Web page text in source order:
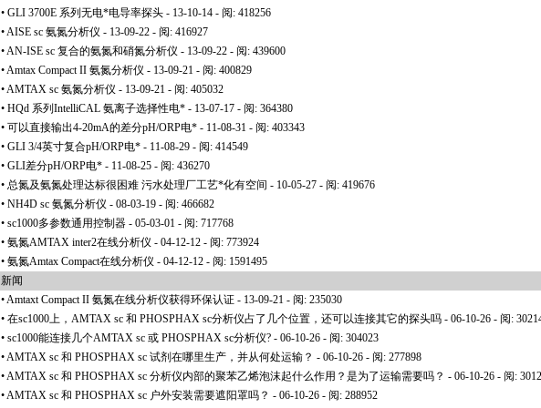
• GLI 3700E 系列无电*电导率探头 - 13-10-14 - 阅: 418256
•AISE sc 氨氮分析仪 - 13-09-22 - 阅: 416927
•AN-ISE sc 复合的氨氮和硝氮分析仪 - 13-09-22 - 阅: 439600
•Amtax Compact II 氨氮分析仪 - 13-09-21 - 阅: 400829
•AMTAX sc 氨氮分析仪 - 13-09-21 - 阅: 405032
• HQd 系列IntelliCAL 氨离子选择性电* - 13-07-17 - 阅: 364380
• 可以直接输出4-20mA的差分pH/ORP电* - 11-08-31 - 阅: 403343
• GLI 3/4英寸复合pH/ORP电* - 11-08-29 - 阅: 414549
• GLI差分pH/ORP电* - 11-08-25 - 阅: 436270
• 总氮及氨氮处理达标很困难 污水处理厂工艺*化有空间 - 10-05-27 - 阅: 419676
• NH4D sc 氨氮分析仪 - 08-03-19 - 阅: 466682
• sc1000多参数通用控制器 - 05-03-01 - 阅: 717768
• 氨氮AMTAX inter2在线分析仪 - 04-12-12 - 阅: 773924
• 氨氮Amtax Compact在线分析仪 - 04-12-12 - 阅: 1591495
新闻
•Amtaxt Compact II 氨氮在线分析仪获得环保认证 - 13-09-21 - 阅: 235030
• 在sc1000上，AMTAX sc 和 PHOSPHAX sc分析仪占了几个位置，还可以连接其它的探头吗 - 06-10-26 - 阅:
• sc1000能连接几个AMTAX sc 或 PHOSPHAX sc分析仪? - 06-10-26 - 阅: 304023
•AMTAX sc 和 PHOSPHAX sc 试剂在哪里生产，并从何处运输？ - 06-10-26 - 阅: 277898
•AMTAX sc 和 PHOSPHAX sc 分析仪内部的聚苯乙烯泡沫起什么作用？是为了运输需要吗？ - 06-10-26 - 阅:
•AMTAX sc 和 PHOSPHAX sc 户外安装需要遮阳罩吗？ - 06-10-26 - 阅: 288952